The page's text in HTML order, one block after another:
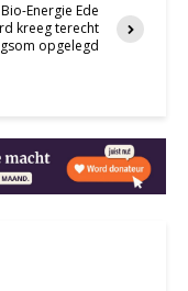
Bio-Energie Ede
kreeg terecht
opgelegd